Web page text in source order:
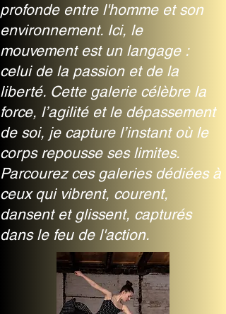
profonde entre l'homme et son
environnement. Ici, le
mouvement est un langage :
celui de la passion et de la
liberté. Cette galerie célèbre la
force, l’agilité et le dépassement
de soi, je capture l’instant où le
corps repousse ses limites.
Parcourez ces galeries dédiées à
ceux qui vibrent, courent,
dansent et glissent, capturés
dans le feu de l'action.